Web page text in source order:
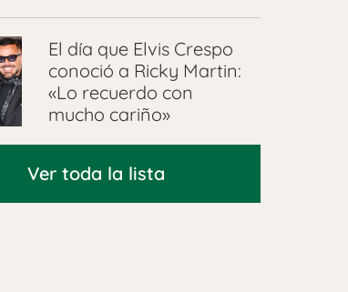
El día que Elvis Crespo
conoció a Ricky Martin:
«Lo recuerdo con
mucho cariño»
Ver toda la lista